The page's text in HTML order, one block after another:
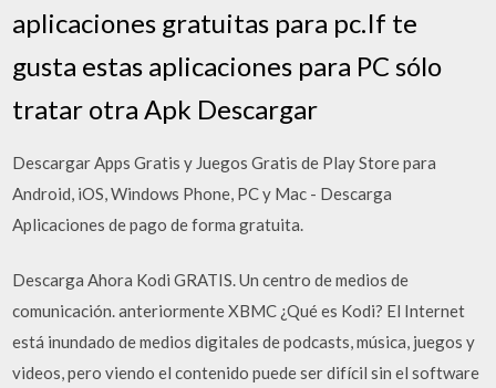
aplicaciones gratuitas para pc.If te
gusta estas aplicaciones para PC sólo
tratar otra Apk Descargar
Descargar Apps Gratis y Juegos Gratis de Play Store para
Android, iOS, Windows Phone, PC y Mac - Descarga
Aplicaciones de pago de forma gratuita.
Descarga Ahora Kodi GRATIS. Un centro de medios de
comunicación. anteriormente XBMC ¿Qué es Kodi? El Internet
está inundado de medios digitales de podcasts, música, juegos y
videos, pero viendo el contenido puede ser difícil sin el software